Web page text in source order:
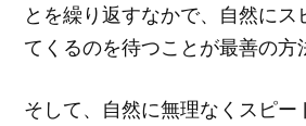
とを繰り返すなかで、自然にス
てくるのを待つことが最善の方
そして、自然に無理なくスピー